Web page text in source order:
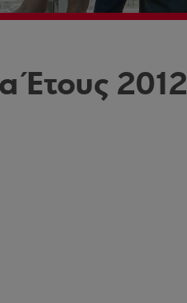
Έτους 2012